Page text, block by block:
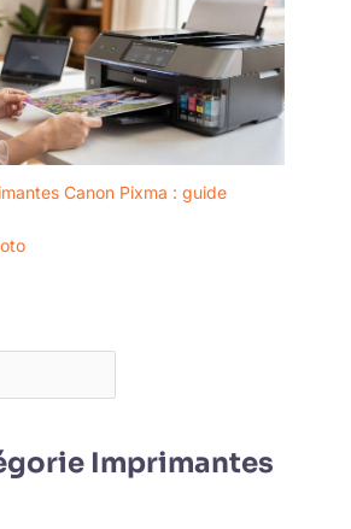
Canon Pixma : guide
Imprimantes